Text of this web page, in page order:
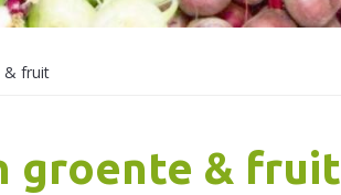
& fruit
groente & fruit